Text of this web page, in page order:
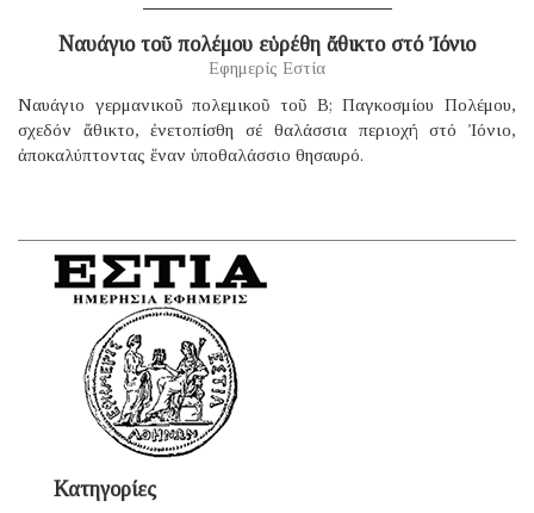
Ναυάγιο τοῦ πολέμου εὑρέθη ἄθικτο στό Ἰόνιο
Εφημερίς Εστία
Ναυάγιο γερμανικοῦ πολεμικοῦ τοῦ B; Παγκοσμίου Πολέμου,
σχεδόν ἄθικτο, ἐνετοπίσθη σέ θαλάσσια περιοχή στό Ἰόνιο,
ἀποκαλύπτοντας ἕναν ὑποθαλάσσιο θησαυρό.
Κατηγορίες